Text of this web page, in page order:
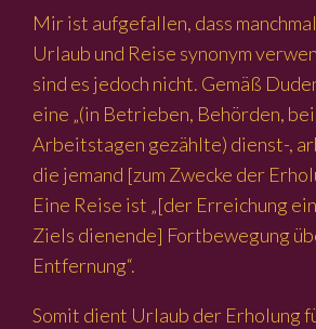
Mir ist aufgefallen, dass
Urlaub und Reise synonym
sind es jedoch nicht. Gemäß
eine „(in Betrieben, Behörden,
Arbeitstagen gezählte) dienst-,
die jemand [zum Zwecke der
Eine Reise ist „[der Erreichung
Ziels dienende] Fortbewegung
Entfernung“.
Somit dient Urlaub der Erholung